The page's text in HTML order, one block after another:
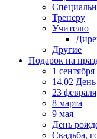
Тренеру
Учителю
Другие
Подарок на
1 сентября
14.02
23 февраля
8 марта
9 мая
День
Свадьба,